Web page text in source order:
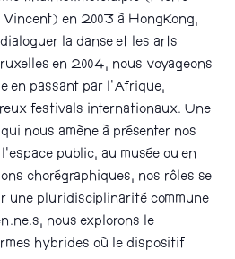
Vincent) en 2003 à HongKong,
la danse et les arts
en 2004, nous voyageons
en passant par l’Afrique,
festivals internationaux. Une
nous amène à présenter nos
public, au musée ou en
chorégraphiques, nos rôles se
une pluridisciplinarité commune
nous explorons le
hybrides où le dispositif